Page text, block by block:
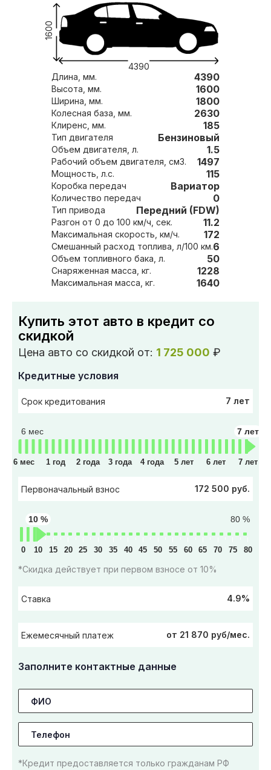
4390
1600
Длина, мм. 4390
Высота, мм. 1600
Ширина, мм. 1800
Колесная база, мм. 2630
Клиренс, мм. 185
Тип двигателя Бензиновый
Объем двигателя, л. 1.5
Рабочий объем двигателя, см3. 1497
Мощность, л.с. 115
Коробка передач Вариатор
Количество передач 0
Тип привода Передний (FDW)
Разгон от 0 до 100 км/ч, сек. 11.2
Максимальная скорость, км/ч. 172
Смешанный расход топлива, л/100 км.6
Объем топливного бака, л. 50
Снаряженная масса, кг. 1228
Максимальная масса, кг. 1640
Купить этот авто в кредит со
скидкой
Цена авто со скидкой от: 1 725 000 ₽
Кредитные условия
Срок кредитования 7 лет
6 мес 7 лет
6 мес 1 год 2 года 3 года 4 года 5 лет 6 лет 7 лет
Первоначальный взнос 172 500 руб.
80 %
10 %
0 10 15 20 25 30 35 40 45 50 55 60 65 70 75 80
*Скидка действует при первом взносе от 10%
Ставка 4.9%
Ежемесячный платеж от 21 870 руб/мес.
Заполните контактные данные
*Кредит предоставляется только гражданам РФ